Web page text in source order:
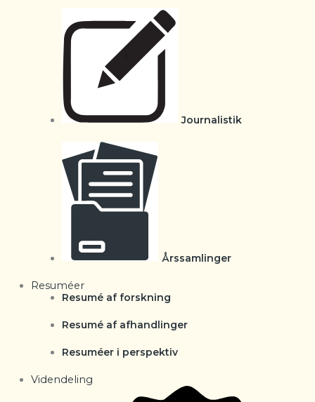
Journalistik
Årssamlinger
Resuméer
Resumé af forskning
Resumé af afhandlinger
Resuméer i perspektiv
Videndeling